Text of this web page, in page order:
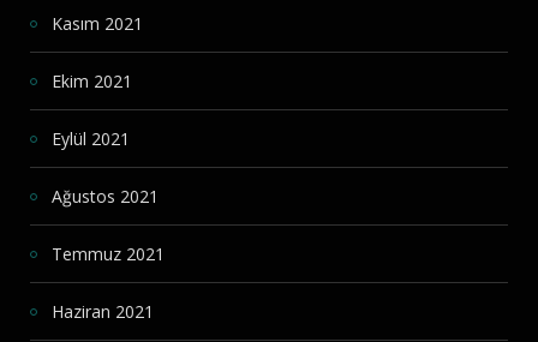
Kasım 2021
Ekim 2021
Eylül 2021
Ağustos 2021
Temmuz 2021
Haziran 2021